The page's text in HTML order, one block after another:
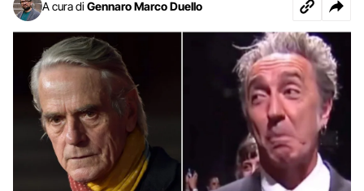
A cura di Gennaro Marco Duello